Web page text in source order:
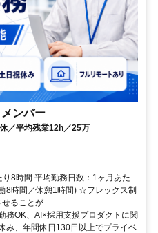
ンバー
／平均残業12h／25万
8時間 平均勤務日数：1ヶ月あた
8時間／休憩1時間) ☆フレックス制
ることが...
OK、AI×採用支援プロダクトに関
み、年間休日130日以上でプライベ